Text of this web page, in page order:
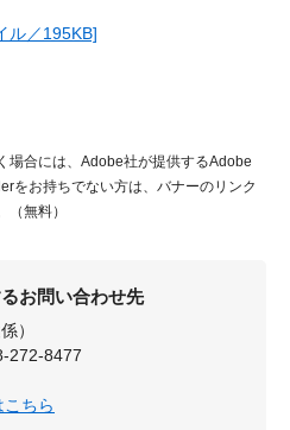
ル／195KB]
場合には、Adobe社が提供するAdobe
をお持ちでない方は、バナーのリンク
無料）
お問い合わせ先
）
272-8477
ちら